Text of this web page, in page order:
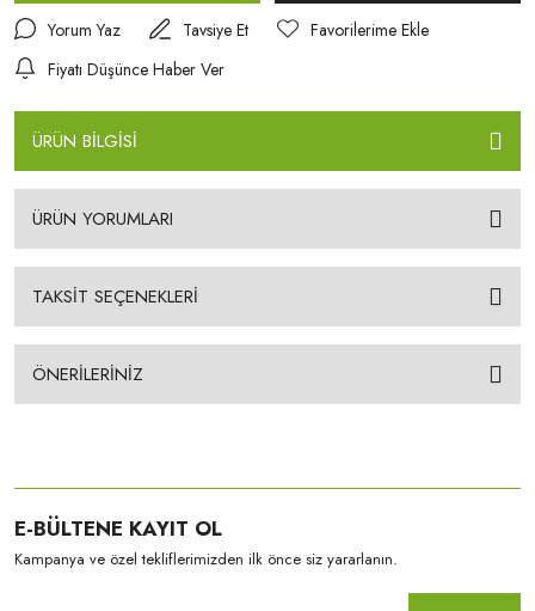
Yorum Yaz
Tavsiye Et
Fiyatı Düşünce Haber Ver
ÜRÜN BİLGİSİ
ÜRÜN YORUMLARI
TAKSİT SEÇENEKLERİ
ÖNERİLERİNİZ
E-BÜLTENE KAYIT OL
Kampanya ve özel tekliflerimizden ilk önce siz yararlanın.